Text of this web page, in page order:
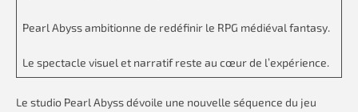
Pearl Abyss ambitionne de redéfinir le RPG médiéval fantasy.
Le spectacle visuel et narratif reste au cœur de l’expérience.
Le studio Pearl Abyss dévoile une nouvelle séquence du jeu